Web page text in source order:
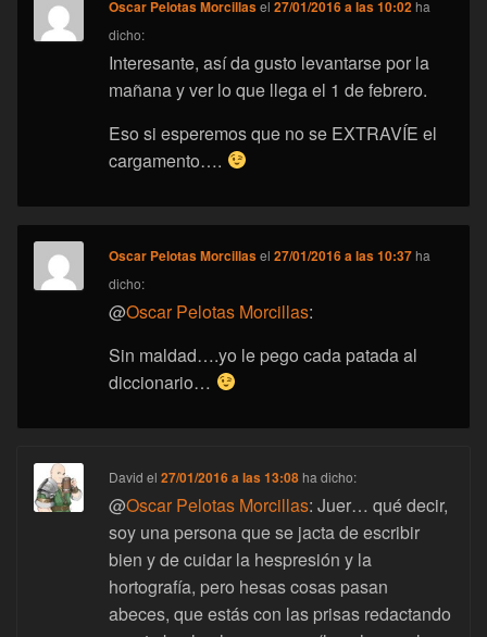
Oscar Pelotas Morcillasel27/01/2016 a las 10:02 ha
dicho:
Interesante, así da gusto levantarse por la
mañana y ver lo que llega el 1 de febrero.
Eso si esperemos que no se EXTRAVÍE el
cargamento….
Oscar Pelotas Morcillasel27/01/2016 a las 10:37 ha
dicho:
@Oscar Pelotas Morcillas:
Sin maldad….yo le pego cada patada al
diccionario…
David el27/01/2016 a las 13:08 ha dicho:
@Oscar Pelotas Morcillas: Juer… qué decir,
soy una persona que se jacta de escribir
bien y de cuidar la hespresión y la
hortografía, pero hesas cosas pasan
abeces, que estás con las prisas redactando